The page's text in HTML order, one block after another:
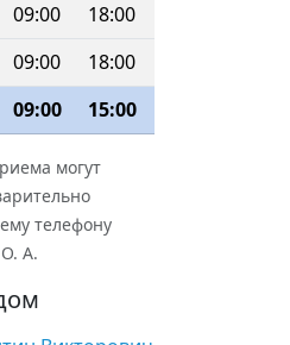
09:00
18:00
09:00
18:00
09:00 15:00
могут
телефону
А.